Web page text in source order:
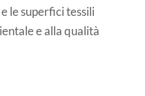
le superfici tessili
e alla qualità